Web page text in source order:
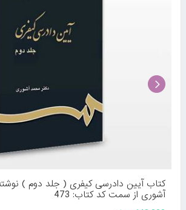
کتاب آیین دادرسی کیفری ( جلد دوم )
آشوری از سمت کد کتاب: 473